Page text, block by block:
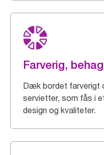
Farverig,
Dæk bordet farverigt
servietter, som fås i
design og kvaliteter.